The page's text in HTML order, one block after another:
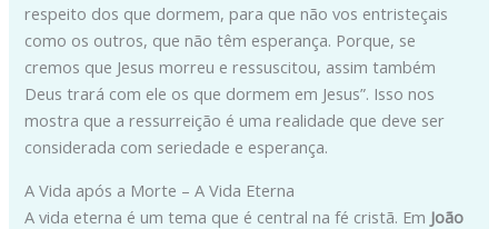
respeito dos que dormem, para que não vos entristeçais
como os outros, que não têm esperança. Porque, se
cremos que Jesus morreu e ressuscitou, assim também
Deus trará com ele os que dormem em Jesus”. Isso nos
mostra que a ressurreição é uma realidade que deve ser
considerada com seriedade e esperança.
A Vida após a Morte – A Vida Eterna
A vida eterna é um tema que é central na fé cristã. Em João